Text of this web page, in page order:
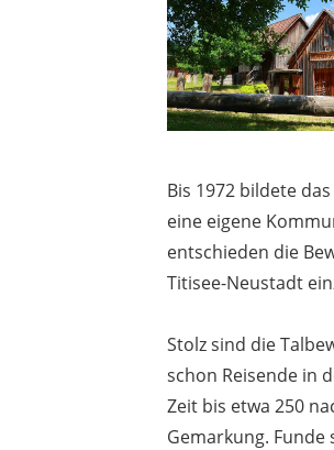
Bis 1972 bildete
eine eigene
entschieden die
Titisee-Neustadt
Stolz sind die
schon Reisende in
Zeit bis etwa 250
Gemarkung.